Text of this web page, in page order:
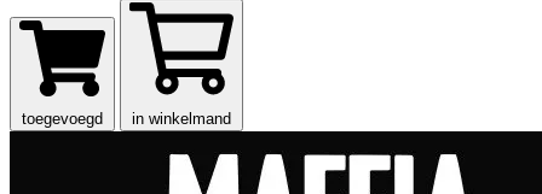
toegevoegd in winkelmand